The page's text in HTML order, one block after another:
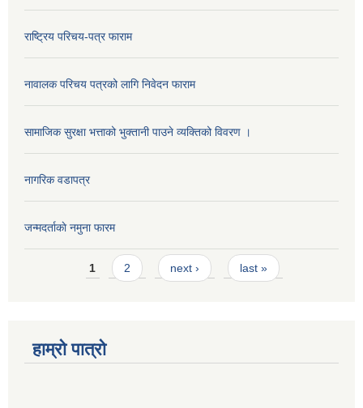
राष्ट्रिय परिचय-पत्र फाराम
नावालक परिचय पत्रको लागि निवेदन फाराम
सामाजिक सुरक्षा भत्ताको भुक्तानी पाउने व्यक्तिको विवरण ।
नागरिक वडापत्र
जन्मदर्ताकाे नमुना फारम
Pages1 2 next › last »
हाम्रो पात्रो